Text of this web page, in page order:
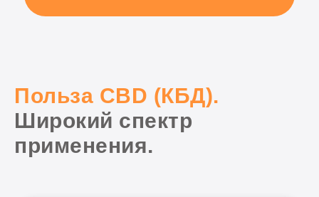
Польза CBD (КБД).
Широкий спектр
применения.